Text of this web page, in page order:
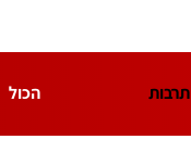
תרבות הכול